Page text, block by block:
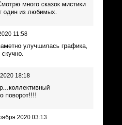
много сказок мистики
один из любимых.
11:58
улучшилась графика,
18:18
поворот!!!!
2020 03:13